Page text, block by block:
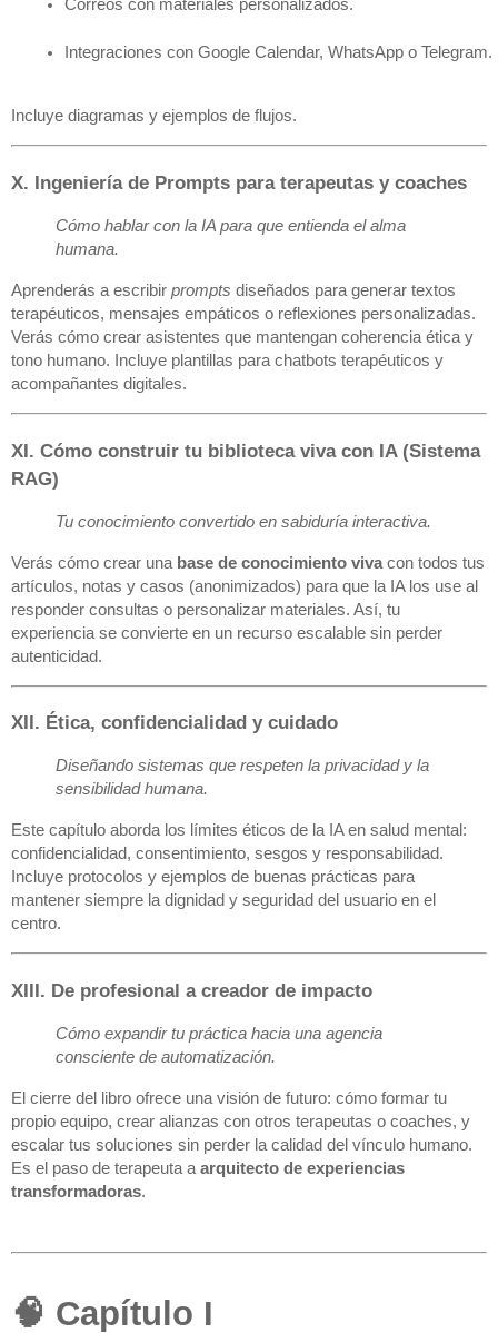
Correos con materiales personalizados.
Integraciones con Google Calendar, WhatsApp o Telegram.
Incluye diagramas y ejemplos de flujos.
X. Ingeniería de Prompts para terapeutas y coaches
Cómo hablar con la IA para que entienda el alma
humana.
Aprenderás a escribir prompts diseñados para generar textos
terapéuticos, mensajes empáticos o reflexiones personalizadas.
Verás cómo crear asistentes que mantengan coherencia ética y
tono humano. Incluye plantillas para chatbots terapéuticos y
acompañantes digitales.
XI. Cómo construir tu biblioteca viva con IA (Sistema
RAG)
Tu conocimiento convertido en sabiduría interactiva.
Verás cómo crear una base de conocimiento viva con todos tus
artículos, notas y casos (anonimizados) para que la IA los use al
responder consultas o personalizar materiales. Así, tu
experiencia se convierte en un recurso escalable sin perder
autenticidad.
XII. Ética, confidencialidad y cuidado
Diseñando sistemas que respeten la privacidad y la
sensibilidad humana.
Este capítulo aborda los límites éticos de la IA en salud mental:
confidencialidad, consentimiento, sesgos y responsabilidad.
Incluye protocolos y ejemplos de buenas prácticas para
mantener siempre la dignidad y seguridad del usuario en el
centro.
XIII. De profesional a creador de impacto
Cómo expandir tu práctica hacia una agencia
consciente de automatización.
El cierre del libro ofrece una visión de futuro: cómo formar tu
propio equipo, crear alianzas con otros terapeutas o coaches, y
escalar tus soluciones sin perder la calidad del vínculo humano.
Es el paso de terapeuta a arquitecto de experiencias
transformadoras.
🧠 Capítulo I